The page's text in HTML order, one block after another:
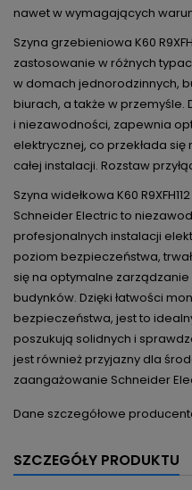
nawet w wymagających
Szyna grzebieniowa K60
zastosowanie w różnych
w domach jednorodzinnych,
biurach, a także w przemyśle.
i niezawodności, zapewnia
elektrycznej, co przekłada
całej instalacji. Rozstaw
Szyna widełkowa K60
Schneider Electric to
profesjonalnych instalacji
poziom bezpieczeństwa,
się na optymalne
budynków. Dzięki łatwości
bezpieczeństwa, jest to
poszukują solidnych i
jest również przyjazny dla
zaangażowanie Schneider
Dane szczegółowe
SZCZEGÓŁY PRODUKTU